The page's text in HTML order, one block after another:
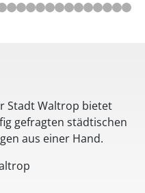
Stadt Waltrop bietet
gefragten städtischen
aus einer Hand.